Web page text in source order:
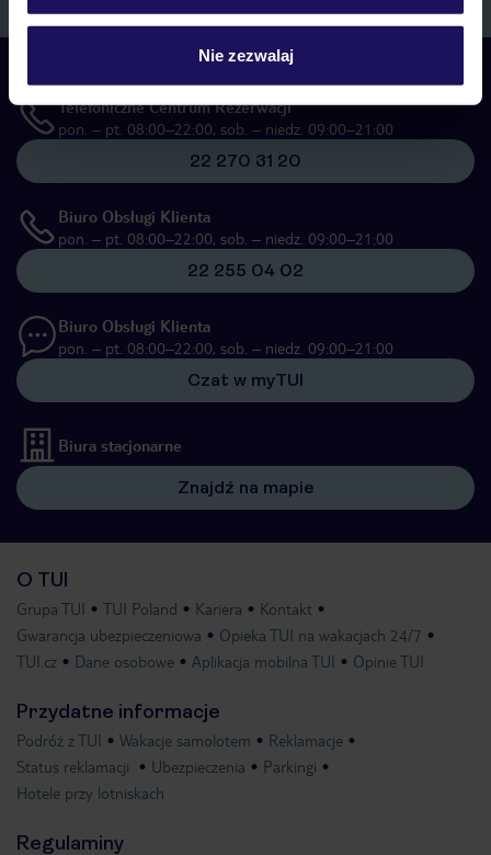
Nie zezwalaj
Skontaktuj się z nami
Telefoniczne Centrum Rezerwacji
pon. – pt. 08:00–22:00, sob. – niedz. 09:00–21:00
22 270 31 20
Biuro Obsługi Klienta
pon. – pt. 08:00–22:00, sob. – niedz. 09:00–21:00
22 255 04 02
Biuro Obsługi Klienta
pon. – pt. 08:00–22:00, sob. – niedz. 09:00–21:00
Czat w myTUI
Biura stacjonarne
Znajdź na mapie
O TUI
Grupa TUI TUI Poland Kariera
Kontakt
Gwarancja ubezpieczeniowa
Opieka TUI na wakacjach 24/7
TUI.cz
Dane osobowe Aplikacja mobilna TUI Opinie TUI
Przydatne informacje
Podróż z TUI Wakacje samolotem
Reklamacje
Status reklamacji
Ubezpieczenia
Parkingi
Hotele przy lotniskach
Regulaminy